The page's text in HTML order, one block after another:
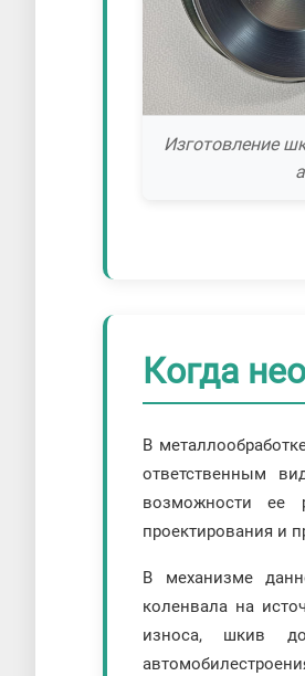
Изготовление
Когда
В
ответственным
возможности ее
проектирования и
В механизме
коленвала на
износа, шкив